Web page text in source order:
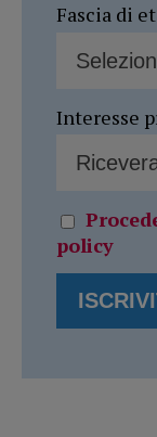
Fascia di
Interesse
policy